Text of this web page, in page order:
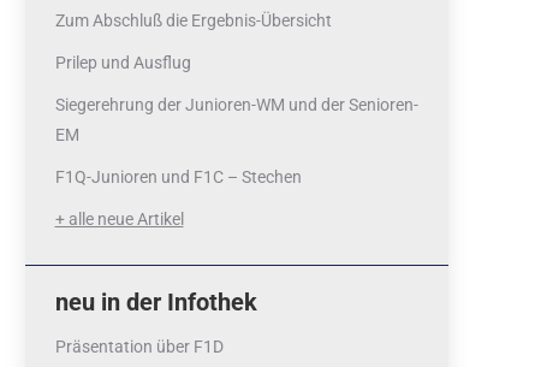
Zum Abschluß die Ergebnis-Übersicht
Prilep und Ausflug
Siegerehrung der Junioren-WM und der Senioren-
EM
F1Q-Junioren und F1C – Stechen
+ alle neue Artikel
neu in der Infothek
Präsentation über F1D